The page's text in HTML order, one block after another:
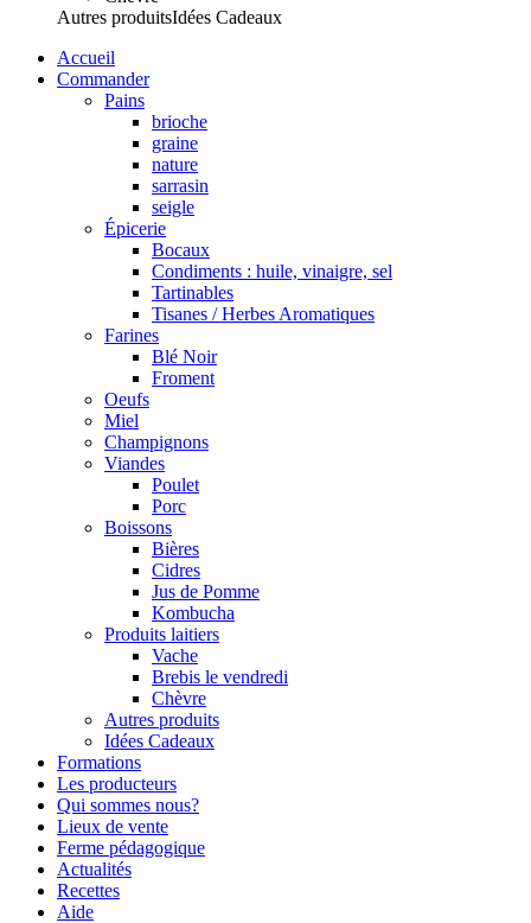
Autres produitsIdées Cadeaux
Accueil
Commander
Pains
brioche
graine
nature
sarrasin
seigle
Épicerie
Bocaux
Condiments : huile, vinaigre, sel
Tartinables
Tisanes / Herbes Aromatiques
Farines
Blé Noir
Froment
Oeufs
Miel
Champignons
Viandes
Poulet
Porc
Boissons
Bières
Cidres
Jus de Pomme
Kombucha
Produits laitiers
Vache
Brebis le vendredi
Chèvre
Autres produits
Idées Cadeaux
Formations
Les producteurs
Qui sommes nous?
Lieux de vente
Ferme pédagogique
Actualités
Recettes
Aide